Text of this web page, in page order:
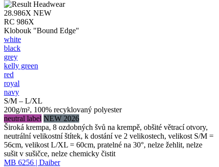
28.986X NEW
RC 986X
Klobouk "Bound Edge"
white
black
grey
kelly green
red
royal
navy
S/M – L/XL
200g/m², 100% recyklovaný polyester
neutral label NEW 2026
Široká krempa, 8 ozdobných švů na krempě, obšité větrací otvory,
neutrální velikostní štítek, k dostání ve 2 velikostech, velikost S/M =
56cm, velikost L/XL = 60cm, pratelné na 30°, nelze žehlit, nelze
sušit v sušičce, nelze chemicky čistit
MB 6256 | Daiber